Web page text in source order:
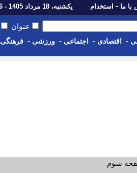
با ما - استخدام یکشنبه، 18 مرداد 1405 - Sun, 09th Aug 2026
عنوان
- اقتصادی - اجتماعی - ورزشی - فرهنگی
سوم